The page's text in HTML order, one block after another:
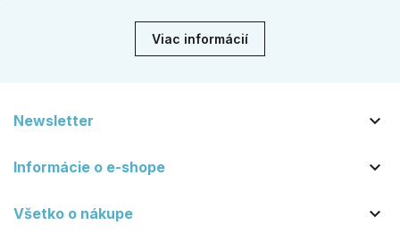
Viac informácií
Newsletter 
Informácie o e-shope 
Všetko o nákupe 